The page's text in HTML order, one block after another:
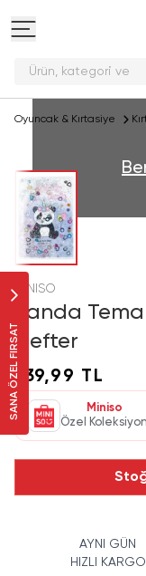
Ürün, katego
SANA ÖZEL FIRSAT
Oyuncak & Kırtasiye
MINISO
Panda
Defter
139,99 TL
Miniso
Özel Koleksiyon
AYNI GÜN
HIZLI KARGO